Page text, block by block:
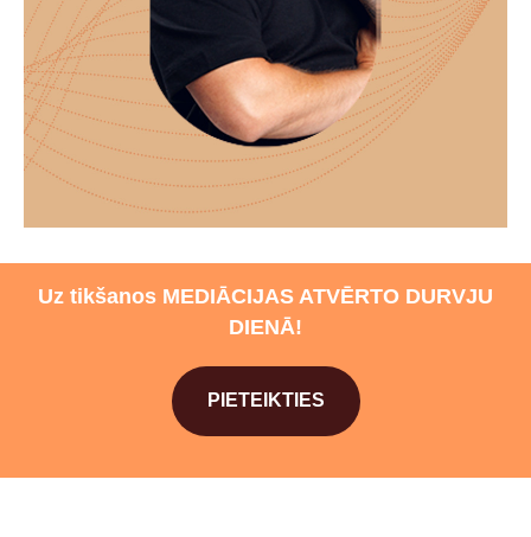
Uz tikšanos MEDIĀCIJAS ATVĒRTO DURVJU
DIENĀ!
PIETEIKTIES